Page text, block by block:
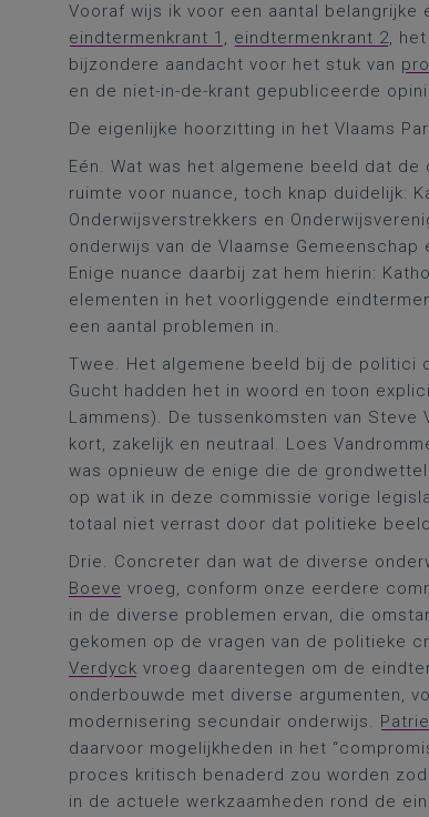
Vooraf wijs ik voor een aantal
eindtermenkrant 1 , eindtermenkrant 2,
bijzondere aandacht voor het stuk van
en de niet-in-de-krant gepubliceerde
De eigenlijke hoorzitting in het Vlaams
Eén. Wat was het algemene beeld dat
ruimte voor nuance, toch knap duidelijk:
Onderwijsverstrekkers en
onderwijs van de Vlaamse
Enige nuance daarbij zat hem hierin:
elementen in het voorliggende
een aantal problemen in.
Twee. Het algemene beeld bij de politici
Gucht hadden het in woord en toon
Lammens). De tussenkomsten van Steve
kort, zakelijk en neutraal. Loes
was opnieuw de enige die de
op wat ik in deze commissie vorige
totaal niet verrast door dat politieke
Drie. Concreter dan wat de diverse
Boeve vroeg, conform onze eerdere
in de diverse problemen ervan, die
gekomen op de vragen van de politieke
Verdyck vroeg daarentegen om de
onderbouwde met diverse argumenten,
modernisering secundair onderwijs.
daarvoor mogelijkheden in het
proces kritisch benaderd zou worden
in de actuele werkzaamheden rond de